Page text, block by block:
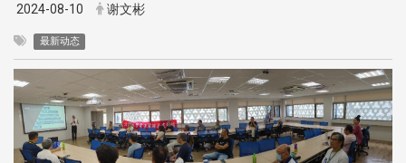
2024-08-10 谢文彬
最新动态